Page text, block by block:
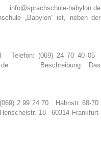
babylon.de
„Babylon“ ist, neben der
Telefon: (069) 24 70 40 05
Beschreibung: Das
2 99 24 70 Hahnstr. 68-70
18 60314 Frankfurt-